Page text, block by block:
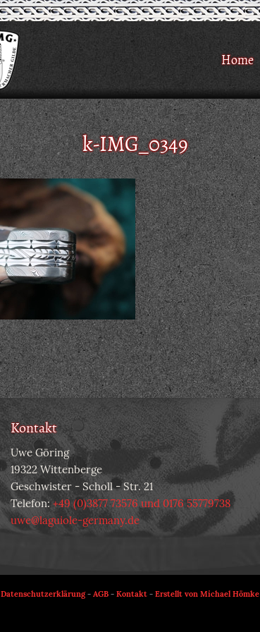
Home
k-IMG_0349
Kontakt
Uwe Göring
19322 Wittenberge
Geschwister - Scholl - Str. 21
Telefon:+49 (0)3877 73576 und 0176 55779738
uwe@laguiole-germany.de
Datenschutzerklärung- AGB - Kontakt - Erstellt von Michael Hömke